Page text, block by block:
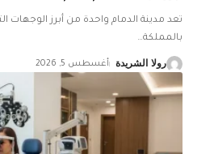
تعد مدينة الدمام واحدة من أبرز الوجهات
بالمملكة…
رولا الشريدة أغسطس 5, 2026